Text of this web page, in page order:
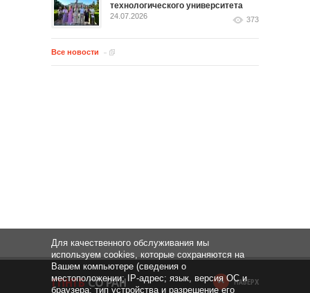
технологического университета
24.07.2026 373
Все новости
НАВЕРХ
Для качественного обслуживания мы
используем cookies, которые сохраняются на
Вашем компьютере (сведения о
местоположении; IP-адрес; язык, версия ОС и
браузера; тип устройства и разрешение его